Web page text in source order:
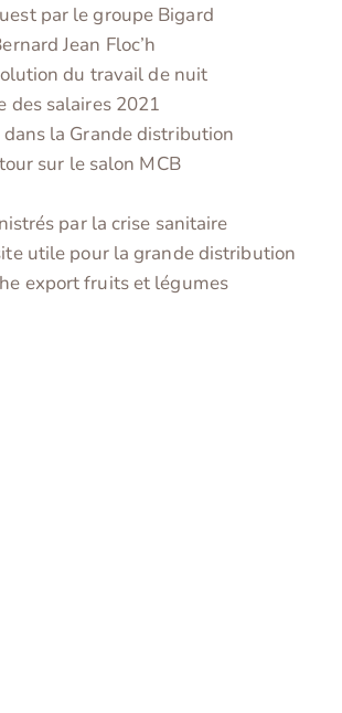
par le groupe Bigard
Jean Floc’h
du travail de nuit
des salaires 2021
la Grande distribution
sur le salon MCB
par la crise sanitaire
utile pour la grande distribution
export fruits et légumes